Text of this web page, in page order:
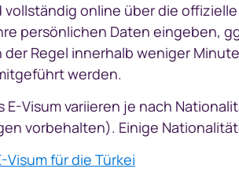
vollständig online über die
persönlichen Daten eingeben,
der Regel innerhalb weniger
werden.
E-Visum variieren je nach
vorbehalten). Einige
für die Türkei